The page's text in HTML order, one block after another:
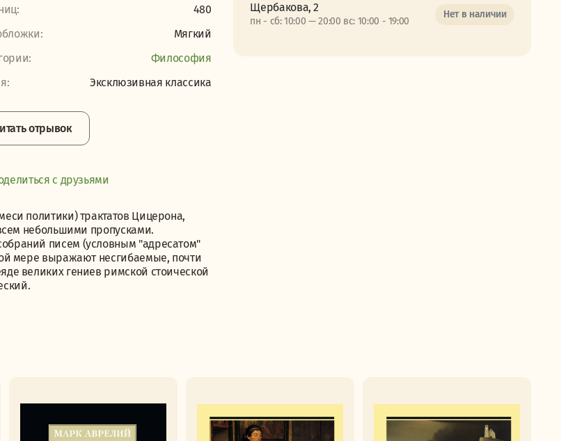
480
Мягкий
Философия
Эксклюзивная классика
отрывок
с друзьями
политики) трактатов Цицерона,
небольшими пропусками.
писем (условным "адресатом"
мере выражают несгибаемые, почти
великих гениев римской стоической
Щербакова, 2
пн - сб: 10:00 — 20:00 вс: 10:00 - 19:00
Нет в наличии